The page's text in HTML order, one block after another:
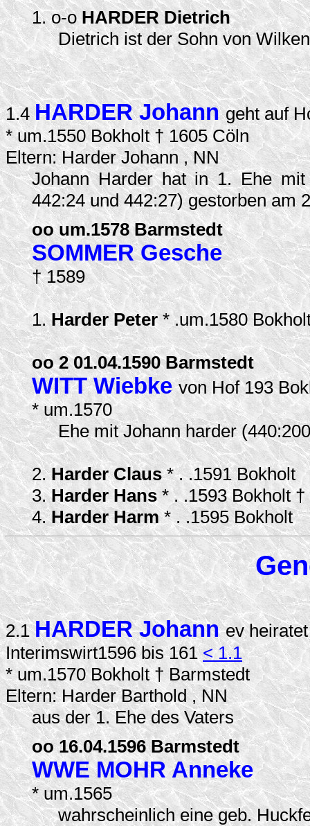
1. o-o HARDER Dietrich
Dietrich ist der Sohn von
1.4 HARDER Johanngeht auf
* um.1550 Bokholt † 1605 Cöln
Eltern: Harder Johann , NN
Johann Harder hat in 1. Ehe
442:24 und 442:27) gestorben am
oo um.1578 Barmstedt
SOMMER Gesche
† 1589
1.Harder Peter * .um.1580
oo 2 01.04.1590 Barmstedt
WITT Wiebkevon Hof 193
* um.1570
Ehe mit Johann harder
2.Harder Claus* . .1591 Bokholt
3.Harder Hans * . .1593 Bokholt
4.Harder Harm* . .1595 Bokholt
2.1 HARDER Johannev
Interimswirt1596 bis 161< 1.1
* um.1570 Bokholt † Barmstedt
Eltern: Harder Barthold , NN
aus der 1. Ehe des Vaters
oo 16.04.1596 Barmstedt
WWE MOHR Anneke
* um.1565
wahrscheinlich eine geb.